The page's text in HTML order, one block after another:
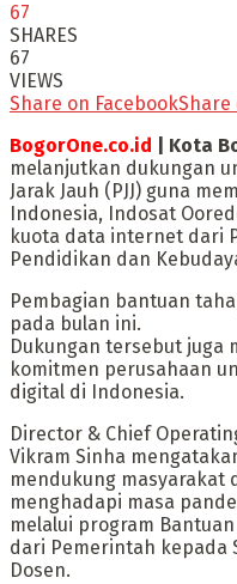
67
SHARES
67
VIEWS
Share on FacebookShare
BogorOne.co.id | Kota
melanjutkan dukungan
Jarak Jauh (PJJ) guna
Indonesia, Indosat
kuota data internet dari
Pendidikan dan
Pembagian bantuan
pada bulan ini.
Dukungan tersebut juga
komitmen perusahaan
digital di Indonesia.
Director & Chief
Vikram Sinha
mendukung masyarakat
menghadapi masa
melalui program
dari Pemerintah kepada
Dosen.